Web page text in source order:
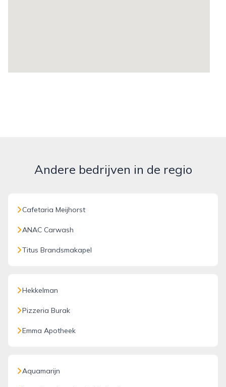
Andere bedrijven in de regio
Cafetaria Meijhorst
ANAC Carwash
Titus Brandsmakapel
Hekkelman
Pizzeria Burak
Emma Apotheek
Aquamarijn